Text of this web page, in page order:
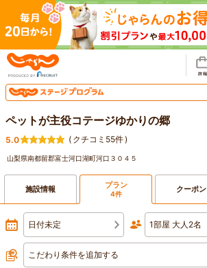
ペットが主役コテージゆかりの郷
5.0 ( クチコミ55件)
山梨県南都留郡富士河口湖町河口３０４５
施設情報 プラン
4件 クーポン
日付未定 1部屋 大人2名
こだわり条件を追加する